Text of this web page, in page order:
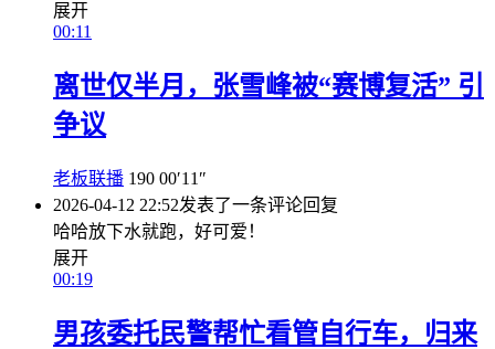
展开
00:11
离世仅半月，张雪峰被“赛博复活” 引
争议
老板联播 190 00′11″
2026-04-12 22:52发表了一条评论回复
哈哈放下水就跑，好可爱！
展开
00:19
男孩委托民警帮忙看管自行车，归来